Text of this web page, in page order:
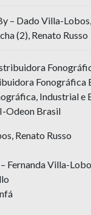
– Dado Villa-Lobos,
(2), Renato Russo
Fonográfica
Industrial e
Odeon Brasil
Renato Russo
Fernanda Villa-